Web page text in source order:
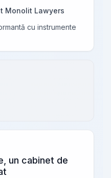
Monolit Lawyers
cu instrumente
un cabinet de